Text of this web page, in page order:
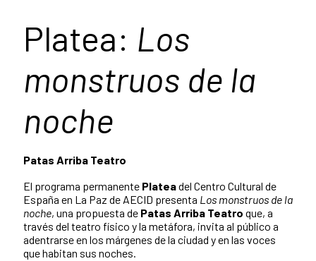
Platea: Los
monstruos de la
noche
Patas Arriba Teatro
El programa permanente Plateadel Centro Cultural de
España en La Paz de AECID presenta Los monstruos de la
noche, una propuesta de Patas Arriba Teatro que, a
través del teatro físico y la metáfora, invita al público a
adentrarse en los márgenes de la ciudad y en las voces
que habitan sus noches.